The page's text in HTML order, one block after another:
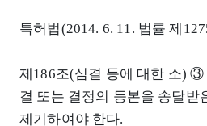
특허법(2014. 6. 11. 법률 제
제186조(심결 등에 대한 소) ③
결 또는 결정의 등본을 송달받
제기하여야 한다.